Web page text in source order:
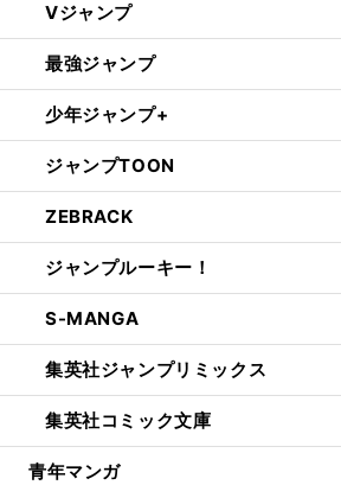
Vジャンプ
最強ジャンプ
少年ジャンプ+
ジャンプTOON
ZEBRACK
ジャンプルーキー！
S-MANGA
集英社ジャンプリミックス
集英社コミック文庫
青年マンガ